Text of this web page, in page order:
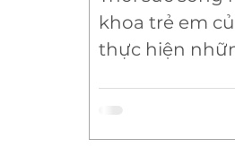
khoa trẻ em
thực hiện